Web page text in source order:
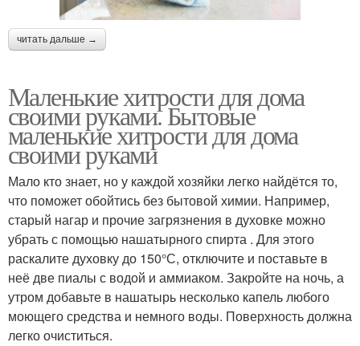
читать дальше →
Маленькие хитрости для дома
своими руками. Бытовые
маленькие хитрости для дома
своими руками
Мало кто знает, но у каждой хозяйки легко найдётся то,
что поможет обойтись без бытовой химии. Например,
старый нагар и прочие загрязнения в духовке можно
убрать с помощью нашатырного спирта . Для этого
раскалите духовку до 150°С, отключите и поставьте в
неё две пиалы с водой и аммиаком. Закройте на ночь, а
утром добавьте в нашатырь несколько капель любого
моющего средства и немного воды. Поверхность должна
легко очиститься.